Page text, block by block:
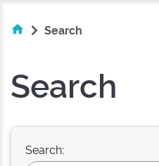
Search
Search
Search: